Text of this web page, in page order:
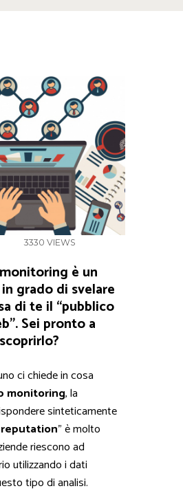
3330 VIEWS
è un
grado di svelare
di te il “pubblico
Sei pronto a
scoprirlo?
ci chiede in cosa
monitoring, la
sinteticamente
” è molto
riescono ad
utilizzando i dati
tipo di analisi.